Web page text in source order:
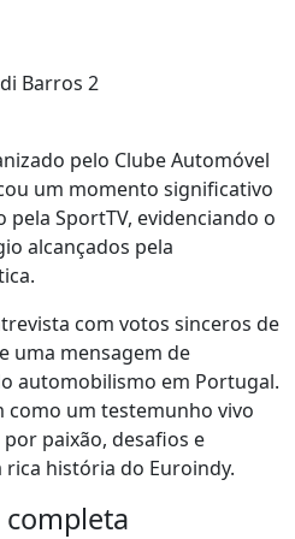
pelo Clube Automóvel
um momento significativo
SportTV, evidenciando o
alcançados pela
com votos sinceros de
uma mensagem de
automobilismo em Portugal.
como um testemunho vivo
paixão, desafios e
história do Euroindy.